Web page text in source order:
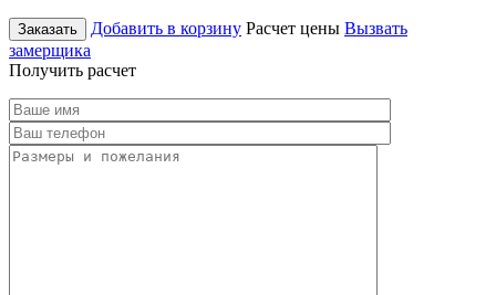
Заказать Добавить в корзину Расчет цены Вызвать
замерщика
Получить расчет